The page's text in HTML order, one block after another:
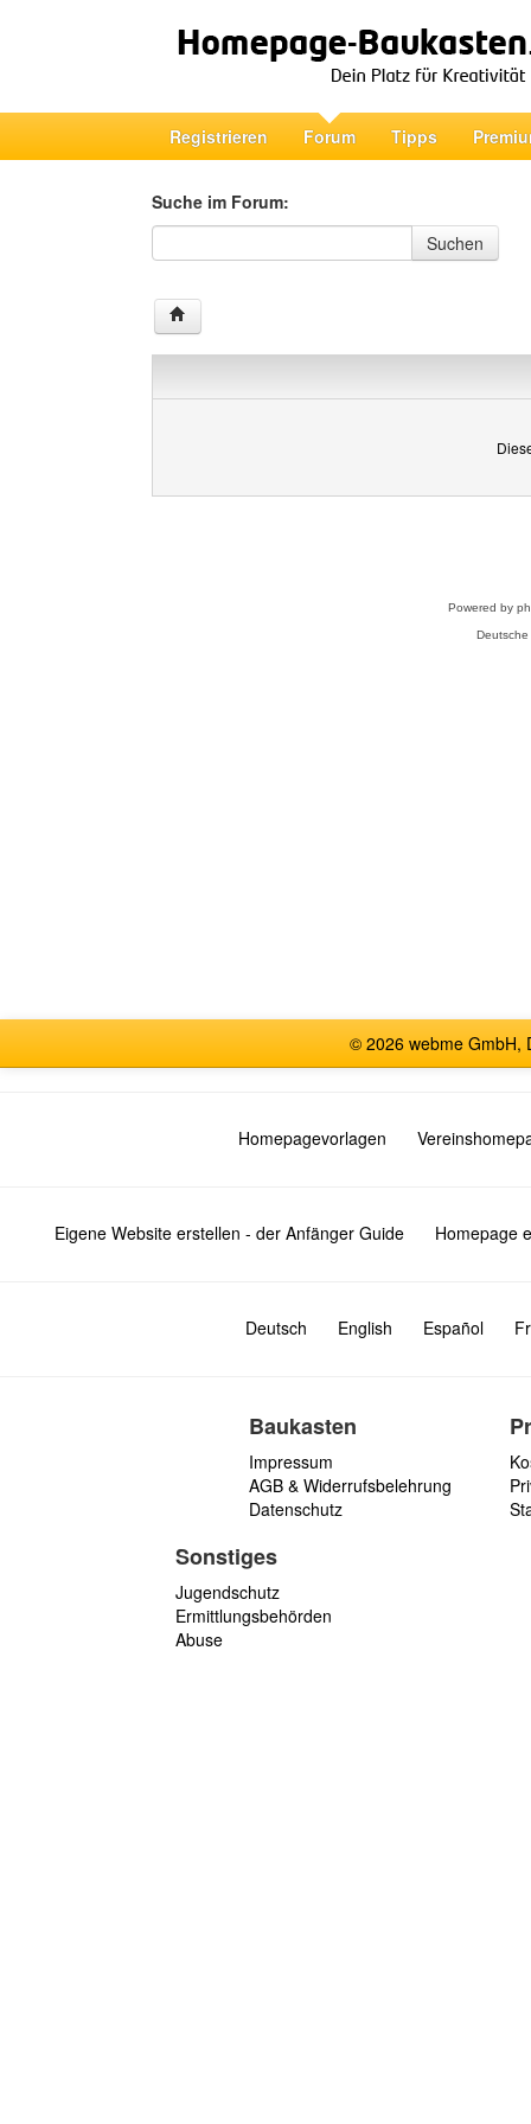
Registrieren Forum Tipps
Suche im Forum:
Suche im Forum
Suchen
Powered by
© 2026 webme GmbH,
Homepagevorlagen
Eigene Website erstellen - der Anfänger Guide Homepage
Deutsch English Español
Baukasten
Impressum
AGB & Widerrufsbelehrung
Datenschutz
Sonstiges
Jugendschutz
Ermittlungsbehörden
Abuse